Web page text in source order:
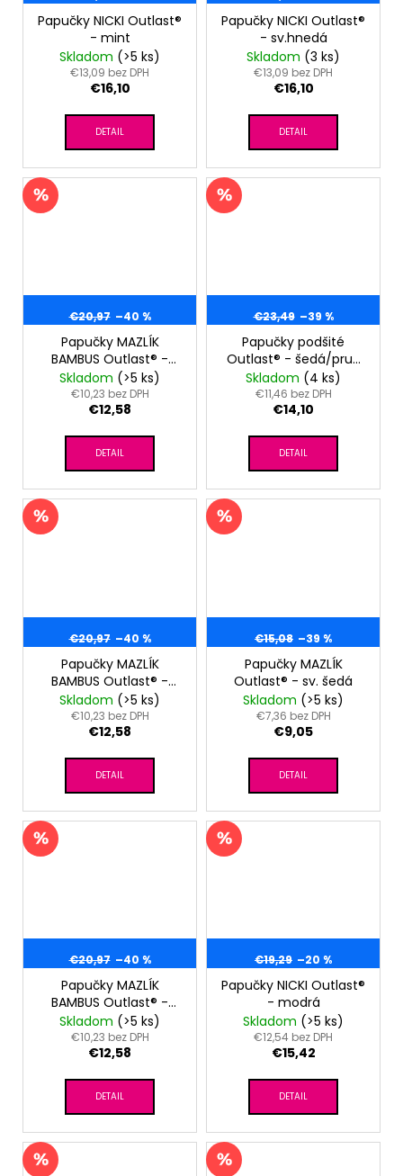
Papučky NICKI Outlast®
- mint
Skladom (>5 ks)
€13,09 bez DPH
€16,10
DETAIL
Papučky NICKI Outlast®
- sv.hnedá
Skladom (3 ks)
€13,09 bez DPH
€16,10
DETAIL
€20,97 –40 %
Papučky MAZLÍK
BAMBUS Outlast® -
sv.koral
Skladom (>5 ks)
€10,23 bez DPH
€12,58
DETAIL
€23,49 –39 %
Papučky podšité
Outlast® - šedá/pruh
bielošedý melír
Skladom (4 ks)
€11,46 bez DPH
€14,10
DETAIL
€20,97 –40 %
Papučky MAZLÍK
BAMBUS Outlast® -
sv.modrá
Skladom (>5 ks)
€10,23 bez DPH
€12,58
DETAIL
€15,08 –39 %
Papučky MAZLÍK
Outlast® - sv. šedá
Skladom (>5 ks)
€7,36 bez DPH
€9,05
DETAIL
€20,97 –40 %
Papučky MAZLÍK
BAMBUS Outlast® -
camel
Skladom (>5 ks)
€10,23 bez DPH
€12,58
DETAIL
€19,29 –20 %
Papučky NICKI Outlast®
- modrá
Skladom (>5 ks)
€12,54 bez DPH
€15,42
DETAIL